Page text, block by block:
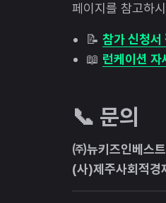
페이지를 참고하
📝 참가 신청서
📖 런케이션 자
📞 문의
㈜뉴키즈인베스
(사)제주사회적경